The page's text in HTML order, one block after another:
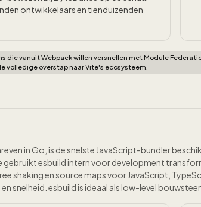
ontwikkelaars en tienduizenden
die vanuit Webpack willen versnellen met Module
volledige overstap naar Vite's ecosysteem.
in Go, is de snelste JavaScript-bundler
gebruikt esbuild intern voor development
shaking en source maps voor JavaScript,
snelheid. esbuild is ideaal als low-level